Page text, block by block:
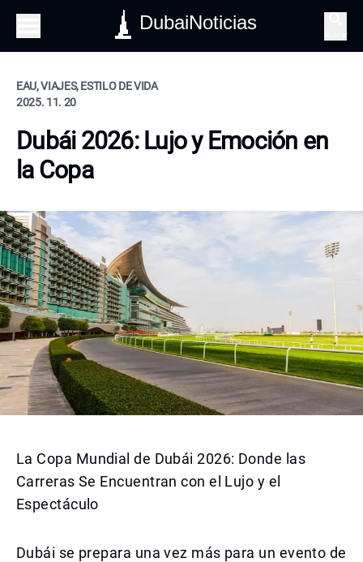
DubaiNoticias
EAU, VIAJES, ESTILO DE VIDA
2025. 11. 20
Dubái 2026: Lujo y Emoción en
la Copa
La Copa Mundial de Dubái 2026: Donde las
Carreras Se Encuentran con el Lujo y el
Espectáculo
Dubái se prepara una vez más para un evento de